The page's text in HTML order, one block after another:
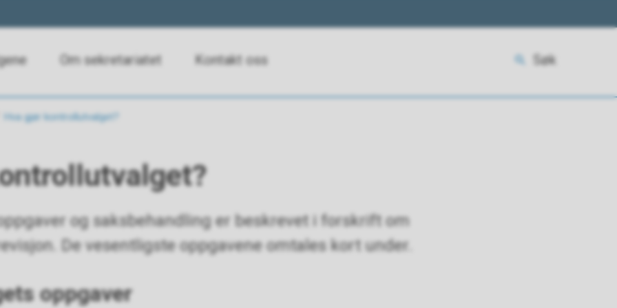
Om sekretariatet Kontakt oss Søk
Hva gjør kontrollutvalget?
og saksbehandling er beskrevet i forskrift om
De vesentligste oppgavene omtales kort under.
oppgaver